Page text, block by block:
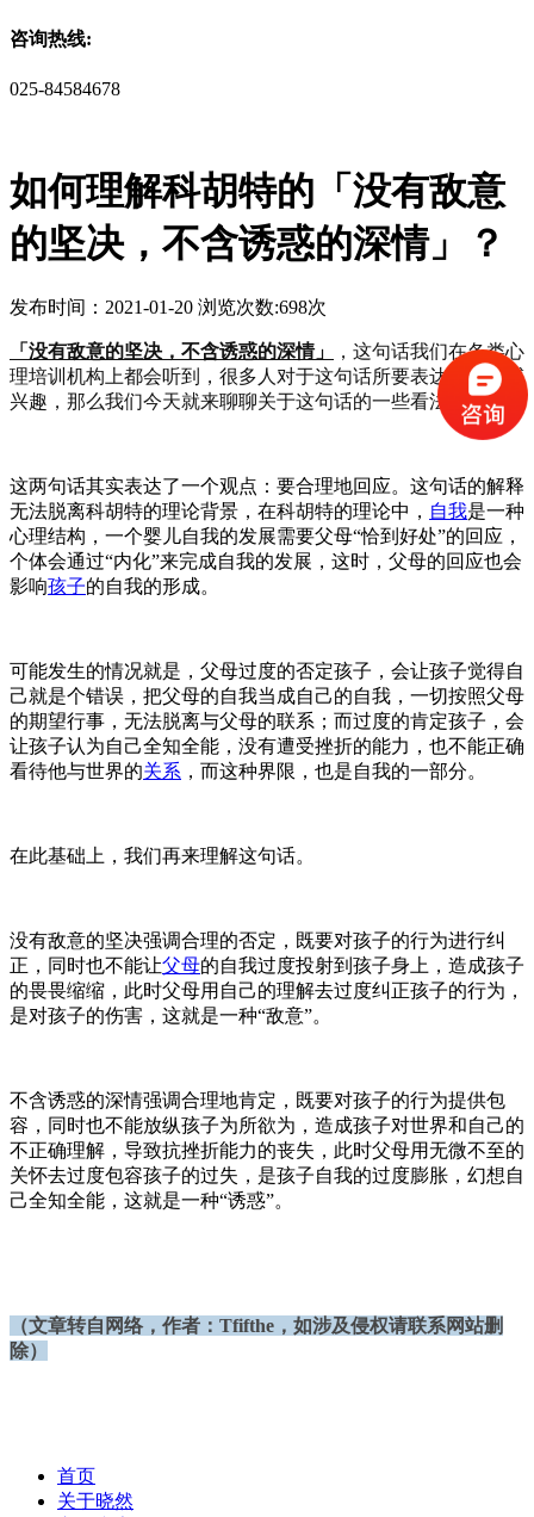
咨询热线:
025-84584678
如何理解科胡特的「没有敌意
的坚决，不含诱惑的深情」？
发布时间：2021-01-20 浏览次数:698次
「没有敌意的坚决，不含诱惑的深情」
，这句话我们在各类心
理培训机构上都会听到，很多人对于这句话所要表达的也很感
兴趣，那么我们今天就来聊聊关于这句话的一些看法。
这两句话其实表达了一个观点：要合理地回应。这句话的解释
无法脱离科胡特的理论背景，在科胡特的理论中， 自我是一种
心理结构，一个婴儿自我的发展需要父母“恰到好处”的回应，
个体会通过“内化”来完成自我的发展，这时，父母的回应也会
影响孩子的自我的形成。
可能发生的情况就是，父母过度的否定孩子，会让孩子觉得自
己就是个错误，把父母的自我当成自己的自我，一切按照父母
的期望行事，无法脱离与父母的联系；而过度的肯定孩子，会
让孩子认为自己全知全能，没有遭受挫折的能力，也不能正确
看待他与世界的关系 ，而这种界限，也是自我的一部分。
在此基础上，我们再来理解这句话。
没有敌意的坚决强调合理的否定，既要对孩子的行为进行纠
正，同时也不能让父母的自我过度投射到孩子身上，造成孩子
的畏畏缩缩，此时父母用自己的理解去过度纠正孩子的行为，
是对孩子的伤害，这就是一种“敌意”。
不含诱惑的深情强调合理地肯定，既要对孩子的行为提供包
容，同时也不能放纵孩子为所欲为，造成孩子对世界和自己的
不正确理解，导致抗挫折能力的丧失，此时父母用无微不至的
关怀去过度包容孩子的过失，是孩子自我的过度膨胀，幻想自
己全知全能，这就是一种“诱惑”。
（文章转自网络，作者： Tfifthe ，如涉及侵权请联系网站删
除）
首页
关于晓然